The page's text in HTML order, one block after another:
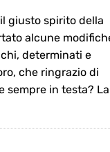
giusto spirito della
alcune
determinati e
che ringrazio di
sempre in testa? La